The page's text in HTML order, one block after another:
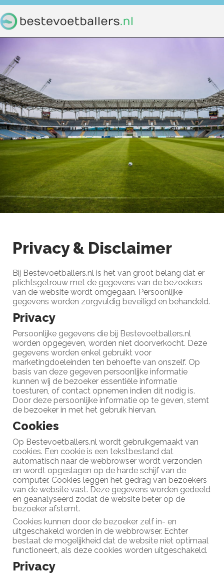
Privacy & Disclaimer
Bij Bestevoetballers.nl is het van groot belang dat er
plichtsgetrouw met de gegevens van de bezoekers
van de website wordt omgegaan. Persoonlijke
gegevens worden zorgvuldig beveiligd en behandeld.
Privacy
Persoonlijke gegevens die bij Bestevoetballers.nl
worden opgegeven, worden niet doorverkocht. Deze
gegevens worden enkel gebruikt voor
marketingdoeleinden ten behoefte van onszelf. Op
basis van deze gegeven persoonlijke informatie
kunnen wij de bezoeker essentiële informatie
toesturen, of contact opnemen indien dit nodig is.
Door deze persoonlijke informatie op te geven, stemt
de bezoeker in met het gebruik hiervan.
Cookies
Op Bestevoetballers.nl wordt gebruikgemaakt van
cookies. Een cookie is een tekstbestand dat
automatisch naar de webbrowser wordt verzonden
en wordt opgeslagen op de harde schijf van de
computer. Cookies leggen het gedrag van bezoekers
van de website vast. Deze gegevens worden gedeeld
en geanalyseerd zodat de website beter op de
bezoeker afstemt.
Cookies kunnen door de bezoeker zelf in- en
uitgeschakeld worden in de webbrowser. Echter
bestaat de mogelijkheid dat de website niet optimaal
functioneert, als deze cookies worden uitgeschakeld.
Privacy